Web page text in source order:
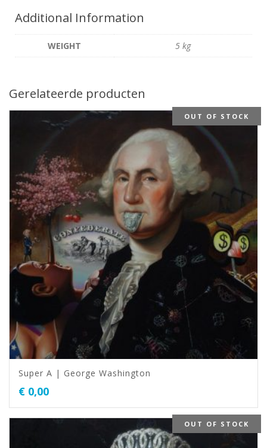
Additional Information
WEIGHT 5 kg
Gerelateerde producten
OUT OF STOCK
Super A | George Washington
€ 0,00
OUT OF STOCK